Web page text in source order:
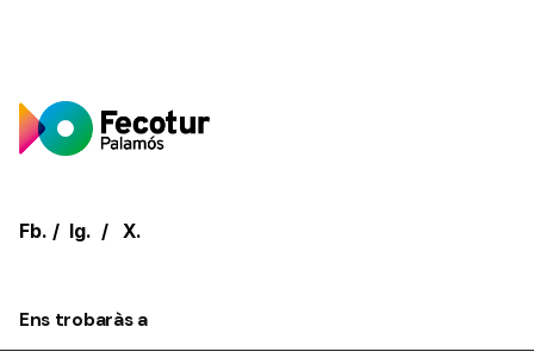
Fb. / Ig. / X.
Ens trobaràs a